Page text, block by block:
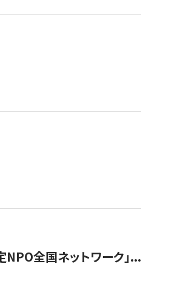
全国ネットワーク」...